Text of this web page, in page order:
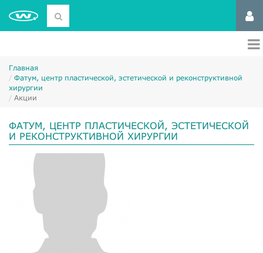
Главная
Фатум, центр пластической, эстетической и реконструктивной
хирургии
Акции
ФАТУМ, ЦЕНТР ПЛАСТИЧЕСКОЙ, ЭСТЕТИЧЕСКОЙ
И РЕКОНСТРУКТИВНОЙ ХИРУРГИИ